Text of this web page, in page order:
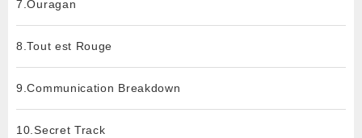
7.Ouragan
8.Tout est Rouge
9.Communication Breakdown
10.Secret Track